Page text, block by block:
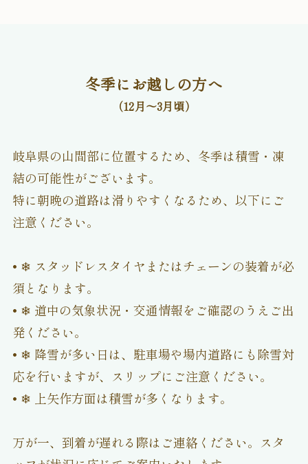
冬季にお越しの方へ
（12月〜3月頃）
岐阜県の山間部に位置するため、冬季は積雪・凍
結の可能性がございます。
特に朝晩の道路は滑りやすくなるため、以下にご
注意ください。
• ❄ スタッドレスタイヤまたはチェーンの装着が必
須となります。
• ❄ 道中の気象状況・交通情報をご確認のうえご出
発ください。
• ❄ 降雪が多い日は、駐車場や場内道路にも除雪対
応を行いますが、スリップにご注意ください。
• ❄ 上矢作方面は積雪が多くなります。
万が一、到着が遅れる際はご連絡ください。スタ